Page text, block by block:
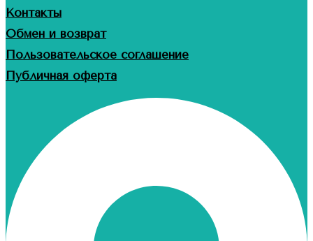
Контакты
Обмен и возврат
Пользовательское соглашение
Публичная оферта